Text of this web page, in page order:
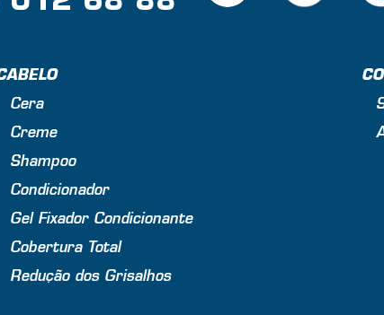
Cera
Creme
Shampoo
Condicionador
Gel Fixador Condicionante
Cobertura Total
Redução dos Grisalhos